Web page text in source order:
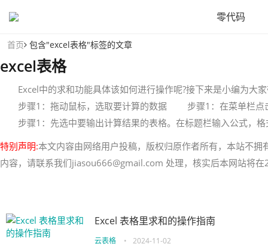
零代码
首页 包含"excel表格"标签的文章
excel表格
Excel中的求和功能具体该如何进行操作呢?接下来是小编为
步骤1：拖动鼠标，选取要计算的数据 步骤1：在菜单栏点
步骤1：先选中要输出计算结果的表格。在标题栏输入公式
特别声明:本文内容由网络用户投稿，版权归原作者所有，本站不
内容，请联系我们jiasou666@gmail.com 处理，核实后本网站将
Excel 表格里求和的操作指南
云表格 • 2024-11-02